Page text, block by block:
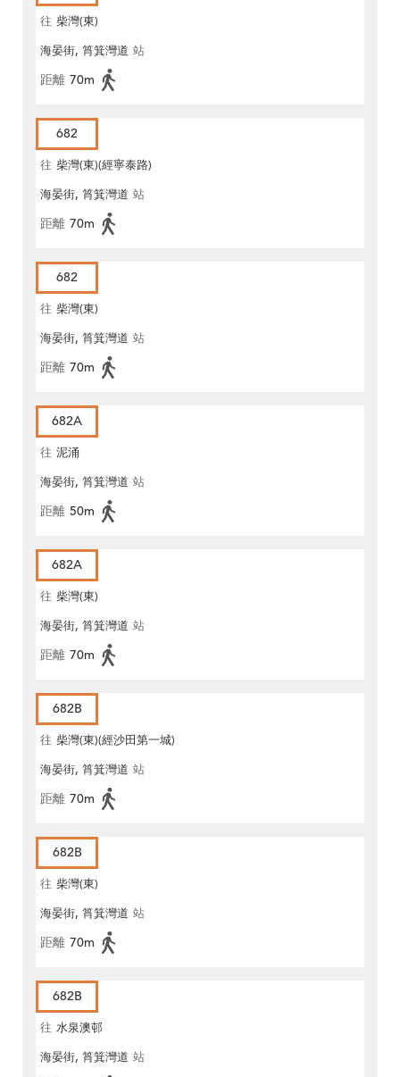
往 柴灣(東)
海晏街, 筲箕灣道 站
距離 70m
682
往 柴灣(東)(經寧泰路)
海晏街, 筲箕灣道 站
距離 70m
682
往 柴灣(東)
海晏街, 筲箕灣道 站
距離 70m
682A
往 泥涌
海晏街, 筲箕灣道 站
距離 50m
682A
往 柴灣(東)
海晏街, 筲箕灣道 站
距離 70m
682B
往 柴灣(東)(經沙田第一城)
海晏街, 筲箕灣道 站
距離 70m
682B
往 柴灣(東)
海晏街, 筲箕灣道 站
距離 70m
682B
往 水泉澳邨
海晏街, 筲箕灣道 站